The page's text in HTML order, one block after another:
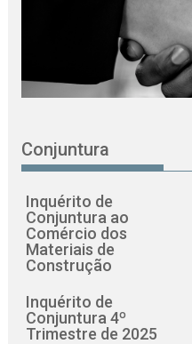
Conjuntura
Inquérito de
Conjuntura ao
Comércio dos
Materiais de
Construção
Inquérito de
Conjuntura 4º
Trimestre de 2025